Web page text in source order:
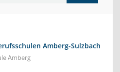
Amberg-Sulzbach
Amberg